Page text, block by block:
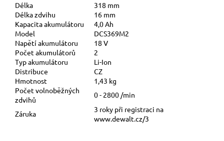
Délka
318 mm
Délka zdvihu
16 mm
Kapacita akumulátoru
4,0 Ah
Model
DCS369M2
Napětí akumulátoru
18 V
Počet akumulátorů
2
Typ akumulátoru
Li-Ion
Distribuce
CZ
Hmotnost
1,43 kg
Počet volnoběžných
zdvihů
0 - 2800 /min
Záruka
3 roky při registraci na
www.dewalt.cz/3